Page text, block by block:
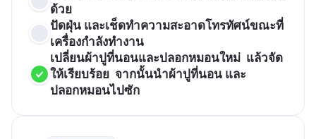
ด้วย
ปัดฝุ่น และเช็ดทำความสะอาดโทรทัศน์ขณะที่
เครื่องกำลังทำงาน
เปลี่ยนผ้าปูที่นอนและปลอกหมอนใหม่  แล้วจัด
ให้เรียบร้อย  จากนั้นนำผ้าปูที่นอน และ
ปลอกหมอนไปซัก